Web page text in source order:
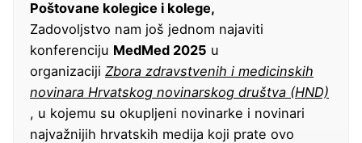
Poštovane kolegice i kolege,
Zadovoljstvo nam još jednom najaviti
konferenciju MedMed 2025 u
organizaciji Zbora zdravstvenih i medicinskih
novinara Hrvatskog novinarskog društva (HND)
, u kojemu su okupljeni novinarke i novinari
najvažnijih hrvatskih medija koji prate ovo